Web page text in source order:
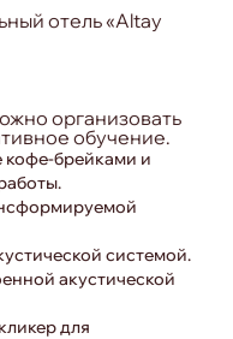
организовать
обучение.
кофе-брейками и
системой.
акустической
для